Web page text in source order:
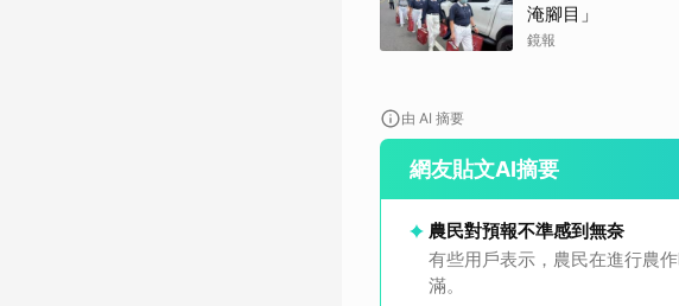
淹腳目」
鏡報
由 AI 摘要
網友貼文AI摘要
農民對預報不準感到無奈
有些用戶表示，農民在進行農
滿。